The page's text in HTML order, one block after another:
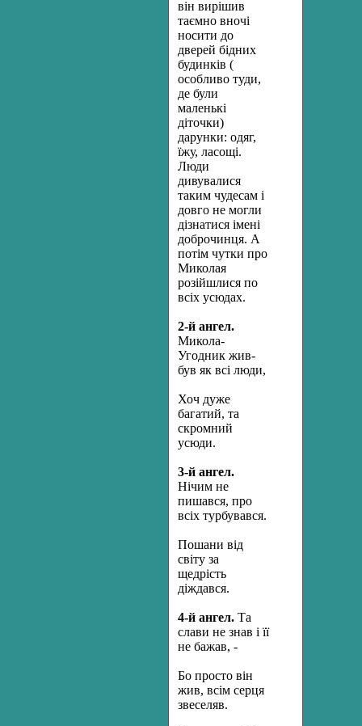
він вирішив
таємно вночі
носити до
дверей бідних
будинків (
особливо туди,
де були
маленькі
діточки)
дарунки: одяг,
їжу, ласощі.
Люди
дивувалися
таким чудесам і
довго не могли
дізнатися імені
доброчинця. А
потім чутки про
Миколая
розійшлися по
всіх усюдах.
2-й ангел.
Микола-
Угодник жив-
був як всі люди,
Хоч дуже
багатий, та
скромний
усюди.
3-й ангел.
Нічим не
пишався, про
всіх турбувався.
Пошани від
світу за
щедрість
діждався.
4-й ангел. Та
слави не знав і її
не бажав, -
Бо просто він
жив, всім серця
звеселяв.